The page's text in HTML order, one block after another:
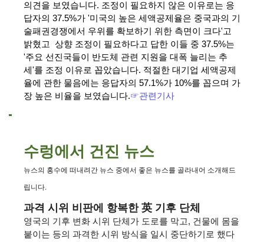
의견을 보였습니다. 조정이 필요하지 않은 이유로는 응
답자의 37.5%가 '미국의 높은 세액공제율은 중국과의 기
술패권경쟁에서 우위를 확보하기 위한 측면이 크다'고
밝혔고 상향 조정이 필요하다고 답한 이들 중 37.5%는
'주요 선진국들이 반도체 관련 지원을 대폭 늘리는 추
세'를 조정 이유로 꼽았습니다. 적절한 대기업 세액공제
율에 관한 물음에는 응답자의 57.1%가 10%를 꼽으며 가
장 높은 비율을 보였습니다.☞관련기사
수렁에서 건진 뉴스
뉴스의 홍수에 떠내려간 뉴스 중에서 좋은 뉴스를 골라내어 소개해드
립니다.
과격 시위 비판에 항복한 英 기후 단체
영국의 기후 변화 시위 단체가 도로를 막고, 건물에 몸을
붙이는 등의 과격한 시위 방식을 일시 중단하기로 했다